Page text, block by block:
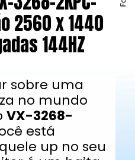
2560 x 1440
144HZ
sobre uma
no mundo
VX-3268-
está
up no seu